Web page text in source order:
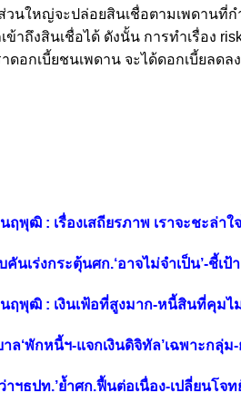
วนใหญ่จะปล่อยสินเชื่อตามเพดานที่
าถึงสินเชื่อได้ ดังนั้น การทำเรื่อง
ดอกเบี้ยชนเพดาน จะได้ดอกเบี้ยลดล
พุฒิ : เรื่องเสถียรภาพ เราจะชะล่าใ
คันเร่งกระตุ้นศก.‘อาจไม่จำเป็น’-ชี้เป้
ฤพุฒิ : เงินเฟ้อที่สูงมาก-หนี้สินที่คุมไม่
ล‘พักหนี้ฯ-แจกเงินดิจิทัล’เฉพาะกลุ่ม-
าฯธปท.’ย้ำศก.ฟื้นต่อเนื่อง-เปลี่ยนโจท